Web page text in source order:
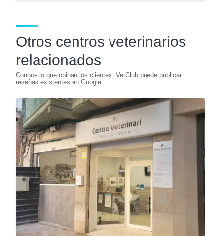
Otros centros veterinarios
relacionados